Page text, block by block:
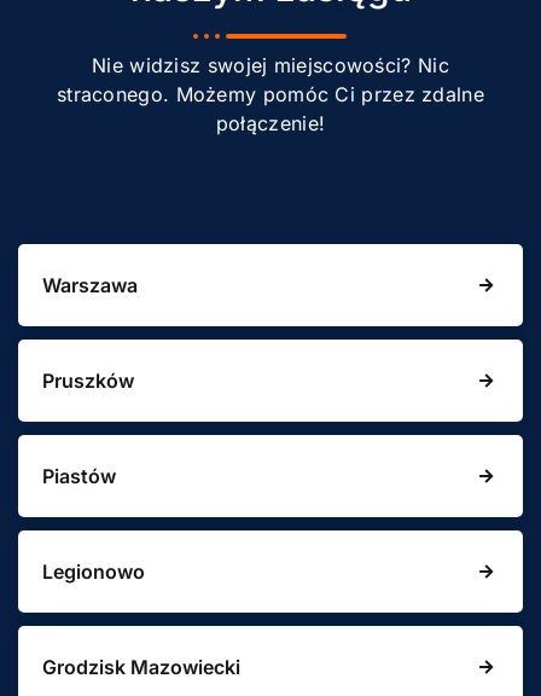
Nie widzisz swojej miejscowości? Nic
straconego. Możemy pomóc Ci przez zdalne
połączenie!
Warszawa
Pruszków
Piastów
Legionowo
Grodzisk Mazowiecki